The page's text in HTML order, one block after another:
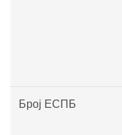
Број ЕСПБ